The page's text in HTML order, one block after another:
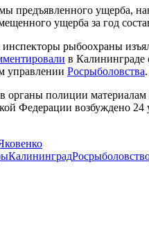
предъявленного ущерба,
ущерба за год
рыбоохраны
в Калининграде
управлении Росрыболовства.
органы полиции материалам
Федерации возбуждено
Калининград